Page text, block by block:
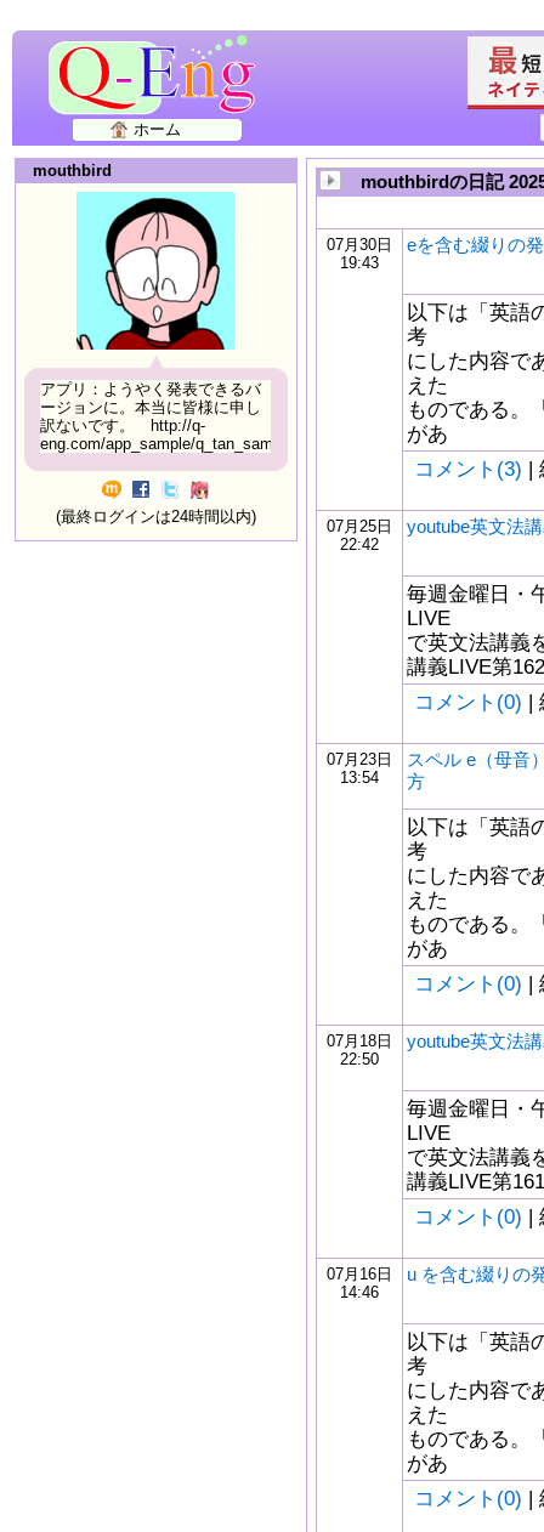
ホーム
mouthbird
アプリ：ようやく発表できるバ
ージョンに。本当に皆様に申し
訳ないです。 http://q-
eng.com/app_sample/q_tan_sample06.html
(最終ログインは24時間以内)
mouthbirdの日記
07月30日
19:43
eを含む綴りの
以下は「英語
考
にした内容で
えた
ものである。
があ
コメント(3) |
07月25日
22:42
youtube英文法
毎週金曜日・
LIVE
で英文法講義
講義LIVE第
コメント(0) |
07月23日
13:54
スペル e（母音
方
以下は「英語
考
にした内容で
えた
ものである。
があ
コメント(0) |
07月18日
22:50
youtube英文法
毎週金曜日・
LIVE
で英文法講義
講義LIVE第
コメント(0) |
07月16日
14:46
u を含む綴りの
以下は「英語
考
にした内容で
えた
ものである。
があ
コメント(0) |